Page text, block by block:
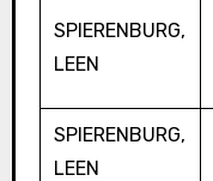
SPIERENBURG,
LEEN
SPIERENBURG,
LEEN